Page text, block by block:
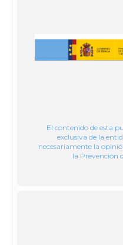
El contenido de esta
exclusiva de la
necesariamente la
la Prevención